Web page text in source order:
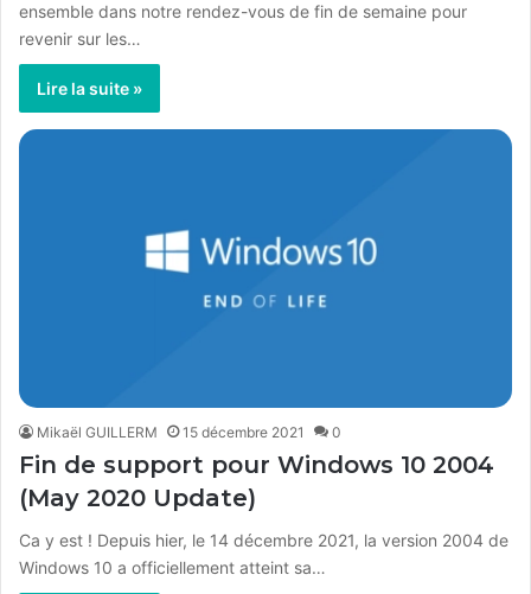
ensemble dans notre rendez-vous de fin de semaine pour
revenir sur les…
Lire la suite »
Mikaël GUILLERM 15 décembre 2021 0
Fin de support pour Windows 10 2004
(May 2020 Update)
Ca y est ! Depuis hier, le 14 décembre 2021, la version 2004 de
Windows 10 a officiellement atteint sa…